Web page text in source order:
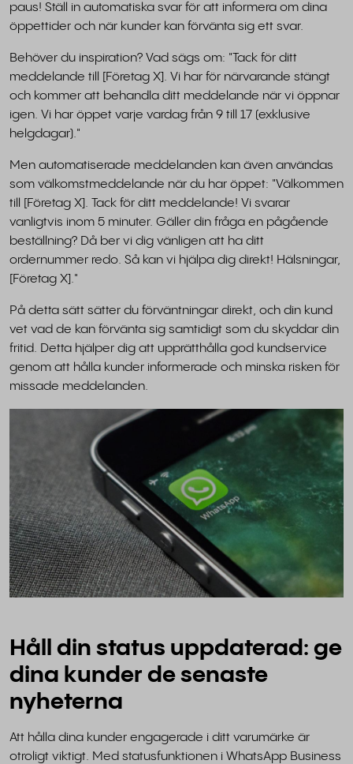
paus! Ställ in automatiska svar för att informera om dina
öppettider och när kunder kan förvänta sig ett svar.
Behöver du inspiration? Vad sägs om: "Tack för ditt
meddelande till [Företag X]. Vi har för närvarande stängt
och kommer att behandla ditt meddelande när vi öppnar
igen. Vi har öppet varje vardag från 9 till 17 (exklusive
helgdagar)."
Men automatiserade meddelanden kan även användas
som välkomstmeddelande när du har öppet: "Välkommen
till [Företag X]. Tack för ditt meddelande! Vi svarar
vanligtvis inom 5 minuter. Gäller din fråga en pågående
beställning? Då ber vi dig vänligen att ha ditt
ordernummer redo. Så kan vi hjälpa dig direkt! Hälsningar,
[Företag X]."
På detta sätt sätter du förväntningar direkt, och din kund
vet vad de kan förvänta sig samtidigt som du skyddar din
fritid. Detta hjälper dig att upprätthålla god kundservice
genom att hålla kunder informerade och minska risken för
missade meddelanden.
Håll din status uppdaterad: ge
dina kunder de senaste
nyheterna
Att hålla dina kunder engagerade i ditt varumärke är
otroligt viktigt. Med statusfunktionen i WhatsApp Business